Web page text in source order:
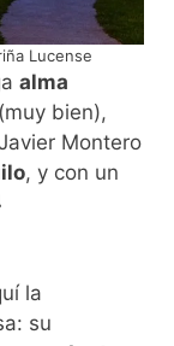
Lucense
alma
bien),
Montero
, y con un
la
su